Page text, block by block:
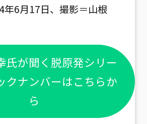
年6月17日、撮影＝山根
氏が聞く脱原発シリー
クナンバーはこちらか
ら